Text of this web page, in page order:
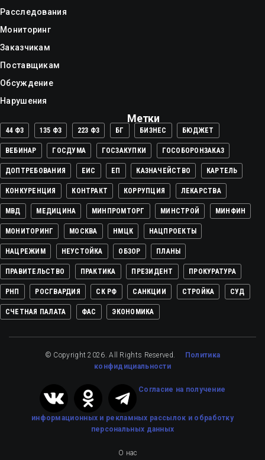
Расследования
Мониторинг
Заказчикам
Поставщикам
Обсуждение
Нарушения
Метки
44 ФЗ 135 ФЗ 223 ФЗ БГ БИЗНЕС БЮДЖЕТ
ВЕБИНАР ГОСДУМА ГОСЗАКУПКИ ГОСОБОРОНЗАКАЗ
ДОПТРЕБОВАНИЯ ЕИС ЕП КАЗНАЧЕЙСТВО КАРТЕЛЬ
КОНКУРЕНЦИЯ КОНТРАКТ КОРРУПЦИЯ ЛЕКАРСТВА
МВД МЕДИЦИНА МИНПРОМТОРГ МИНСТРОЙ МИНФИН
МОНИТОРИНГ МОСКВА НМЦК НАЦПРОЕКТЫ
НАЦРЕЖИМ НЕУСТОЙКА ОБЗОР ПЛАНЫ
ПРАВИТЕЛЬСТВО ПРАКТИКА ПРЕЗИДЕНТ ПРОКУРАТУРА
РНП РОСГВАРДИЯ СК РФ САНКЦИИ СТРОЙКА СУД
СЧЕТНАЯ ПАЛАТА ФАС ЭКОНОМИКА
© Copyright 2026. All Rights Reserved.
Политика
конфидициальности
Cогласие на получение
информационных и рекламных рассылок и обработку
персональных данных
О нас